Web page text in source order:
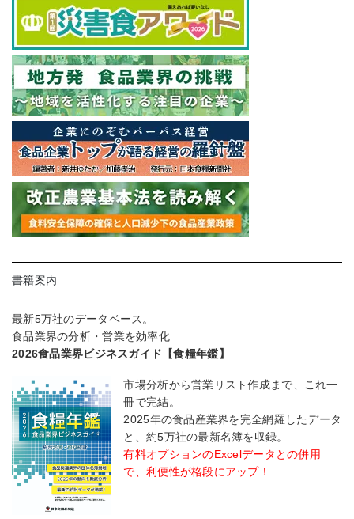
書籍案内
最新5万社のデータベース。
食品業界の分析・営業を効率化
2026食品業界ビジネスガイド【食糧年鑑】
市場分析から営業リスト作成まで、これ一
冊で完結。
2025年の食品産業界を完全網羅したデータ
と、約5万社の最新名簿を収録。
有料オプションのExcelデータとの併用
で、利便性が格段にアップ！